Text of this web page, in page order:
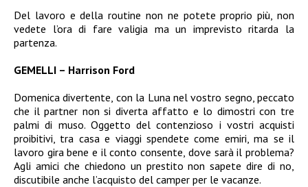
Del lavoro e della routine non ne potete proprio più, non
vedete l’ora di fare valigia ma un imprevisto ritarda la
partenza.
GEMELLI – Harrison Ford
Domenica divertente, con la Luna nel vostro segno, peccato
che il partner non si diverta affatto e lo dimostri con tre
palmi di muso. Oggetto del contenzioso i vostri acquisti
proibitivi, tra casa e viaggi spendete come emiri, ma se il
lavoro gira bene e il conto consente, dove sarà il problema?
Agli amici che chiedono un prestito non sapete dire di no,
discutibile anche l’acquisto del camper per le vacanze.